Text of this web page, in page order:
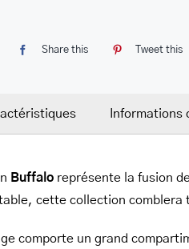
Share this Tweet this
Informations
Buffaloreprésente la fusion
cette collection comblera
comporte un grand